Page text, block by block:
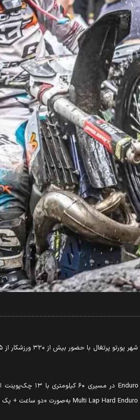
در مسیری ۶۰ کیلومتری با ۱۳ چک‌پوینت انجام شد. در روز دوم شرکت‌کنندگان مرحله
Multi Lap Hard Enduro به‌صورت «دو ساعت + یک